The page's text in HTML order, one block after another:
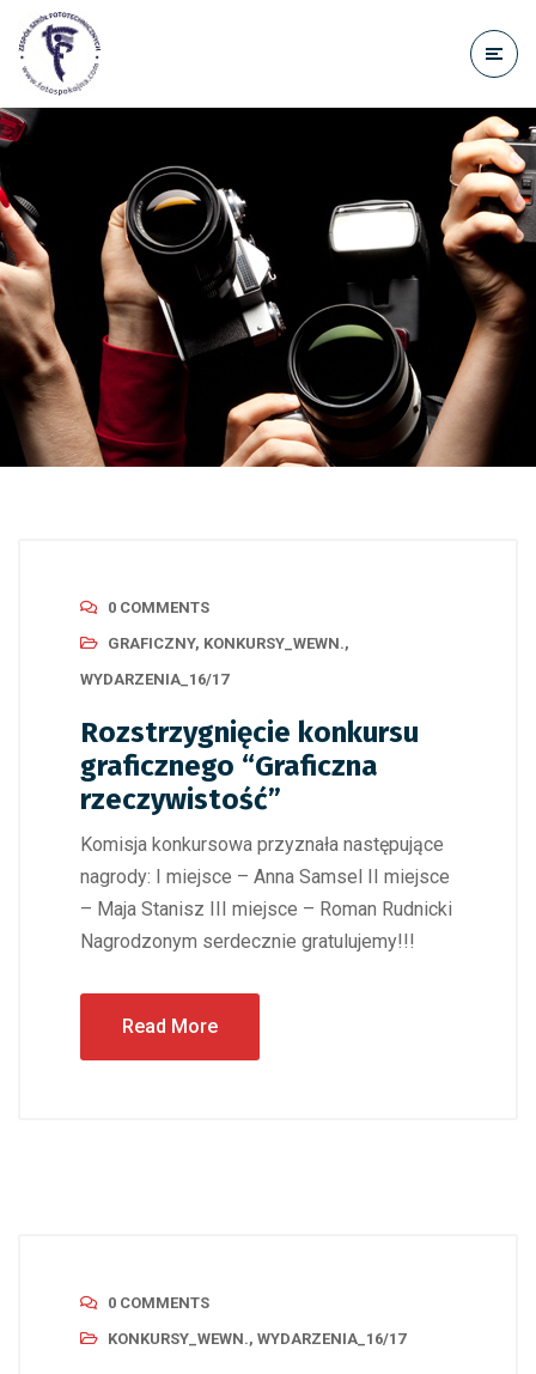
treści
0 COMMENTS
GRAFICZNY, KONKURSY_WEWN.,
WYDARZENIA_16/17
Rozstrzygnięcie konkursu
graficznego “Graficzna
rzeczywistość”
Komisja konkursowa przyznała następujące
nagrody: I miejsce – Anna Samsel II miejsce
– Maja Stanisz III miejsce – Roman Rudnicki
Nagrodzonym serdecznie gratulujemy!!!
Read More
0 COMMENTS
KONKURSY_WEWN., WYDARZENIA_16/17